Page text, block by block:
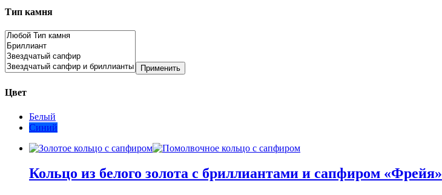
Тип камня
Применить
Цвет
Белый
Синий
Кольцо из белого золота с бриллиантами и сапфиром «Фрейя»